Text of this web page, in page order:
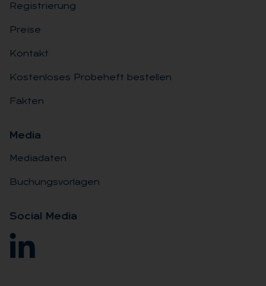
Registrierung
Preise
Kontakt
Kostenloses Probeheft bestellen
Fakten
Me­dia
Mediadaten
Buchungsvorlagen
So­ci­al Me­dia